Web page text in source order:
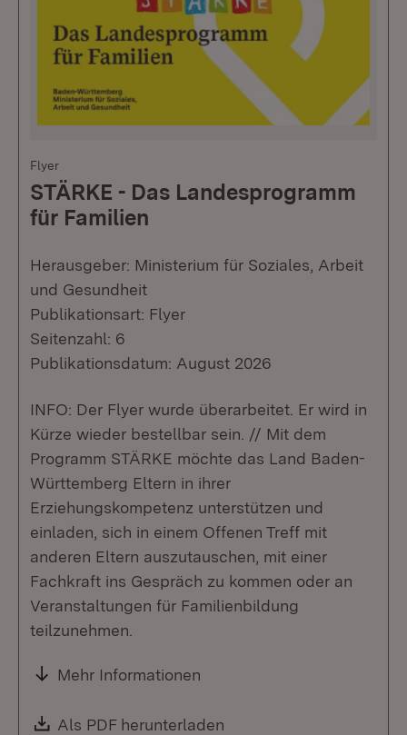
Flyer
STÄRKE - Das Landesprogramm
für Familien
Herausgeber: Ministerium für Soziales, Arbeit
und Gesundheit
Publikationsart: Flyer
Seitenzahl: 6
Publikationsdatum: August 2026
INFO: Der Flyer wurde überarbeitet. Er wird in
Kürze wieder bestellbar sein. // Mit dem
Programm STÄRKE möchte das Land Baden-
Württemberg Eltern in ihrer
Erziehungskompetenz unterstützen und
einladen, sich in einem Offenen Treff mit
anderen Eltern auszutauschen, mit einer
Fachkraft ins Gespräch zu kommen oder an
Veranstaltungen für Familienbildung
teilzunehmen.
Mehr Informationen
Download:
Als PDF herunterladen